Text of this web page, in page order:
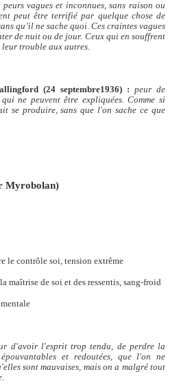
peurs vagues et inconnues, sans raison ou
peut être terrifié par quelque chose de
qu’il ne sache quoi. Ces craintes vagues
de nuit ou de jour. Ceux qui en souffrent
trouble aux autres.
(24 septembre1936) : peur de
ne peuvent être expliquées. Comme si
se produire, sans que l'on sache ce que
Myrobolan)
le contrôle soi, tension extrême
maîtrise de soi et des ressentis, sang-froid
d'avoir l'esprit trop tendu, de perdre la
et redoutées, que l'on ne
sont mauvaises, mais on a malgré tout